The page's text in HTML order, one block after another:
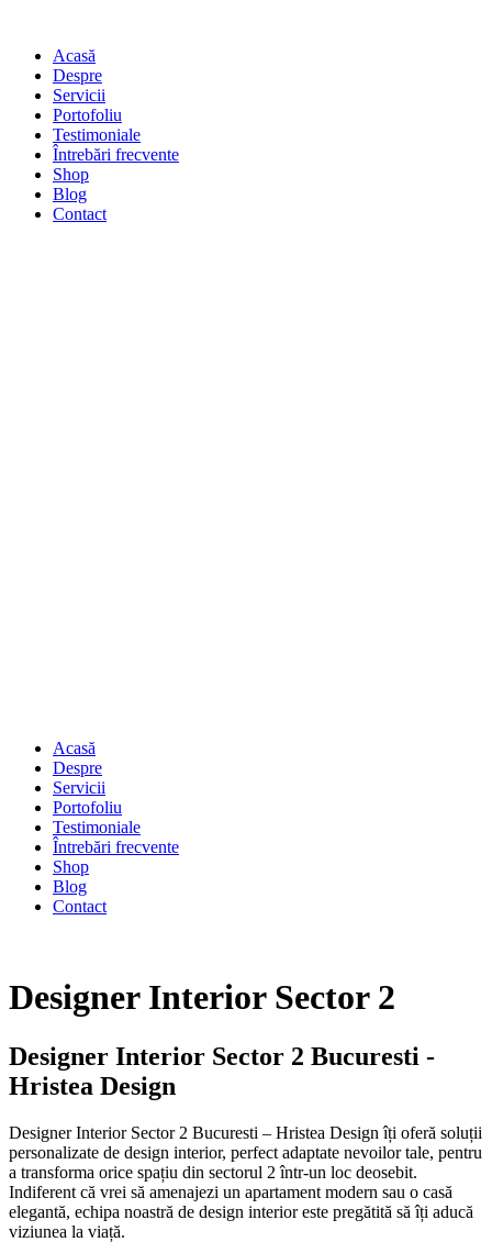
Acasă
Despre
Servicii
Portofoliu
Testimoniale
Întrebări frecvente
Shop
Blog
Contact
Acasă
Despre
Servicii
Portofoliu
Testimoniale
Întrebări frecvente
Shop
Blog
Contact
Designer Interior Sector 2
Designer Interior Sector 2 Bucuresti -
Hristea Design
Designer Interior Sector 2 Bucuresti – Hristea Design îți oferă soluții
personalizate de design interior, perfect adaptate nevoilor tale, pentru
a transforma orice spațiu din sectorul 2 într-un loc deosebit.
Indiferent că vrei să amenajezi un apartament modern sau o casă
elegantă, echipa noastră de design interior este pregătită să îți aducă
viziunea la viață.